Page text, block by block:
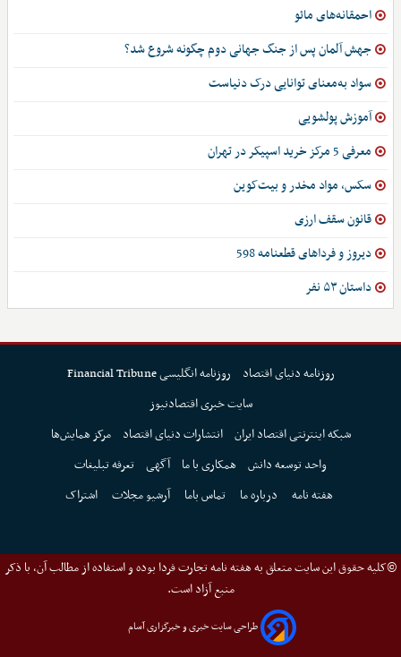
احمقانه‌های مائو
جهش آلمان پس از جنگ جهانی دوم چگونه شروع شد؟
سواد به‌معنای توانایی درک دنیاست
آموزش پولشویی
معرفی 5 مرکز خرید اسپیکر در تهران
سکس، مواد مخدر و بیت‌کوین
قانون سقف ارزی
دیروز و فرداهای قطعنامه 598
داستان ۵۳ نفر
روزنامه دنیای اقتصاد
روزنامه انگلیسی Financial Tribune
سایت خبری اقتصادنیوز
شبکه اینترنتی اقتصاد ایران انتشارات دنیای اقتصاد
مرکز همایش‌ها
واحد توسعه دانش همکاری با ما آگهی تعرفه تبلیغات
هفته نامه
درباره ما تماس باما آرشیو مجلات اشتراک
©کلیه حقوق این سایت متعلق به هفته نامه تجارت فردا بوده و استفاده از مطالب آن، با ذکر
منبع آزاد است.
طراحی سایت خبری و خبرگزاری آسام